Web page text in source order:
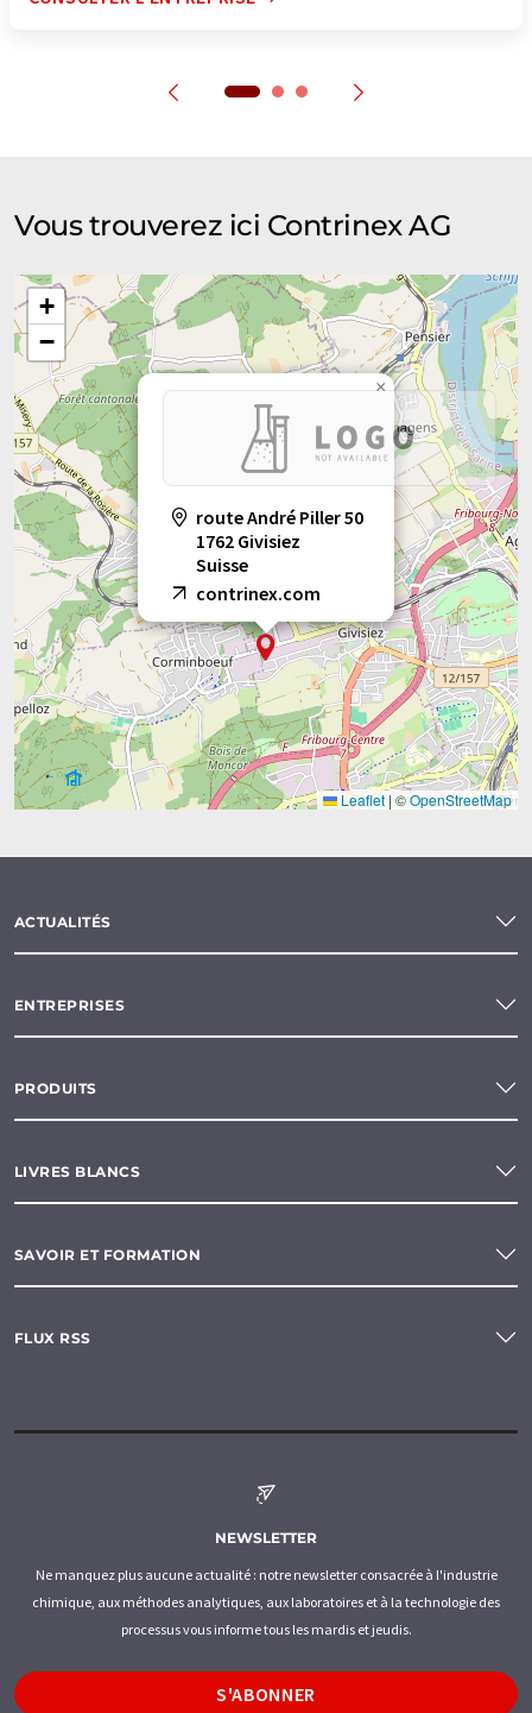
Vous trouverez ici Contrinex AG
route André Piller 50
1762 Givisiez
Suisse
contrinex.com
×
+
−
Leaflet | ©OpenStreetMap
ACTUALITÉS
ENTREPRISES
PRODUITS
LIVRES BLANCS
SAVOIR ET FORMATION
FLUX RSS
NEWSLETTER
Ne manquez plus aucune actualité : notre newsletter consacrée à l'industrie
chimique, aux méthodes analytiques, aux laboratoires et à la technologie des
processus vous informe tous les mardis et jeudis.
S'ABONNER